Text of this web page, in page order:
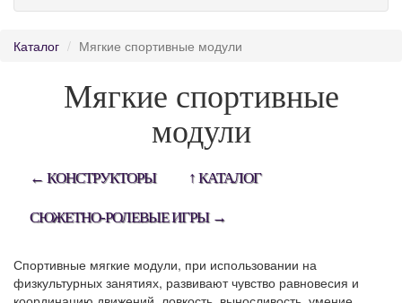
Каталог Мягкие спортивные модули
Мягкие спортивные
модули
← КОНСТРУКТОРЫ ↑ КАТАЛОГ
CЮЖЕТНО-РОЛЕВЫЕ ИГРЫ →
Спортивные мягкие модули, при использовании на
физкультурных занятиях, развивают чувство равновесия и